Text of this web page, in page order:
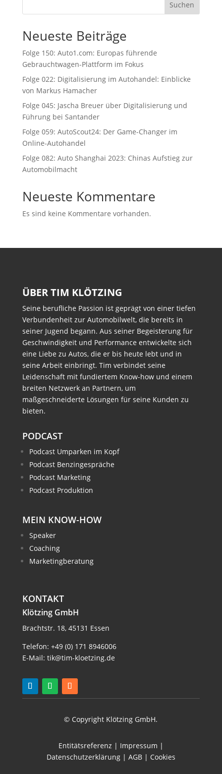
Suchen
Neueste Beiträge
Folge 150: Auto1.com: Europas führende
Gebrauchtwagen-Plattform im Fokus
Folge 022: Digitalisierung im Autohandel: Einblicke
von Markus Hamacher
Folge 045: Jascha Breuer über Digitalisierung und
Führung bei Santander
Folge 059: AutoScout24: Der Game-Changer im
Online-Autohandel
Folge 082: Auto Shanghai 2023: Chinas Aufstieg zur
Automobilmacht
Neueste Kommentare
Es sind keine Kommentare vorhanden.
ÜBER TIM KLÖTZING
Seine berufliche Passion ist geprägt von einer tiefen
Verbundenheit zur Automobilwelt, die bereits in
seiner Jugend begann. Aus seiner Begeisterung für
Geschwindigkeit und Performance entwickelte sich
eine Liebe zu Autos, die er bis heute lebt und in
seine Arbeit einbringt. Tim verbindet seine
Leidenschaft mit fundiertem Know-how und einem
breiten Netzwerk an Partnern, um
maßgeschneiderte Lösungen für seine Kunden zu
bieten.
PODCAST
Podcast Umparken im Kopf
Podcast Benzingespräche
Podcast Marketing
Podcast Produktion
MEIN KNOW-HOW
Speaker
Coaching
Marketingberatung
KONTAKT
Klötzing GmbH
Brachtstr. 18, 45131 Essen
Telefon: +49 (0) 171 8946006
E-Mail: tik@tim-kloetzing.de
© Copyright Klötzing GmbH.
Entitätsreferenz | Impressum |
Datenschutzerklärung| AGB| Cookies